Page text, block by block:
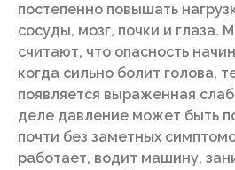
постепенно повышать
сосуды, мозг, почки и глаза.
считают, что опасность
когда сильно болит голова,
появляется выраженная
деле давление может быть
почти без заметных
работает, водит машину,